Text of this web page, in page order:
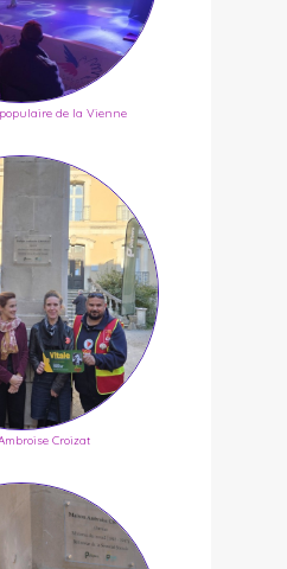
de la Vienne
Croizat